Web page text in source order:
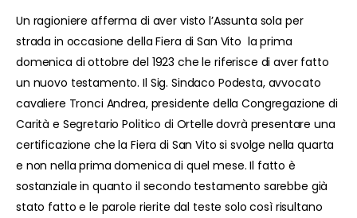
Un ragioniere afferma di aver visto l’Assunta sola per
strada in occasione della Fiera di San Vito la prima
domenica di ottobre del 1923 che le riferisce di aver fatto
un nuovo testamento. Il Sig. Sindaco Podesta, avvocato
cavaliere Tronci Andrea, presidente della Congregazione di
Carità e Segretario Politico di Ortelle dovrà presentare una
certificazione che la Fiera di San Vito si svolge nella quarta
e non nella prima domenica di quel mese. Il fatto è
sostanziale in quanto il secondo testamento sarebbe già
stato fatto e le parole rierite dal teste solo così risultano